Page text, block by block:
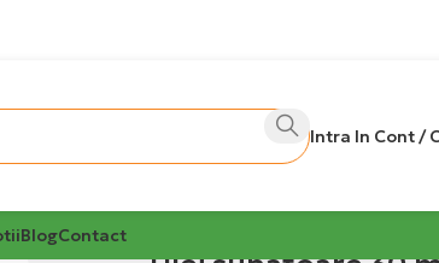
Intra In Cont /
BlogContact